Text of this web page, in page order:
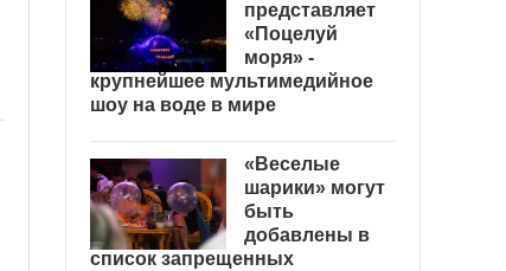
представляет
«Поцелуй
моря» -
крупнейшее мультимедийное
шоу на воде в мире
«Веселые
шарики» могут
быть
добавлены в
список запрещенных